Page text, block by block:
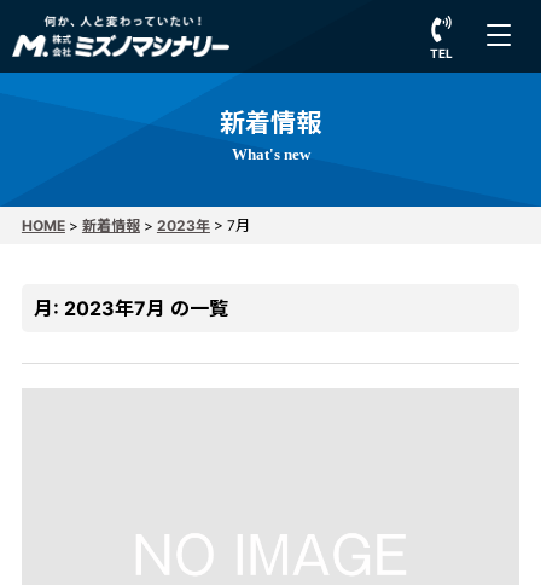
TEL
新着情報
What's new
HOME> 新着情報> 2023年> 7月
月: 2023年7月 の一覧